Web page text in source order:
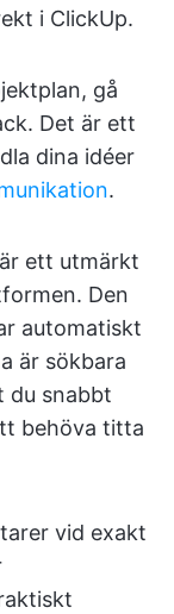
i ClickUp.
gå
Det är ett
dina idéer
.
ett utmärkt
Den
automatiskt
är sökbara
du snabbt
behöva titta
vid exakt